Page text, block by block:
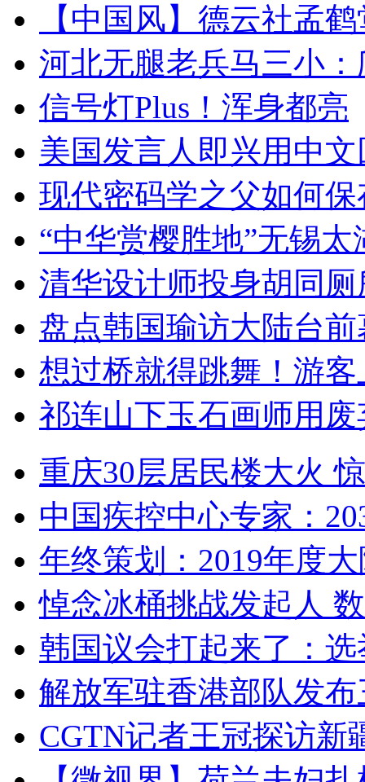
【中国风】德云社孟
河北无腿老兵马三小
信号灯Plus！浑身都亮
美国发言人即兴用中
现代密码学之父如何
“中华赏樱胜地”无锡
清华设计师投身胡同
盘点韩国瑜访大陆台
想过桥就得跳舞！游客
祁连山下玉石画师用
重庆30层居民楼大火
中国疾控中心专家：
年终策划：2019年度
悼念冰桶挑战发起人
韩国议会打起来了：
解放军驻香港部队发
CGTN记者王冠探访新